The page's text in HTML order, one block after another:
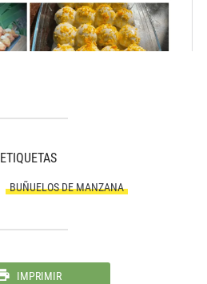
ETIQUETAS
BUÑUELOS DE MANZANA
IMPRIMIR